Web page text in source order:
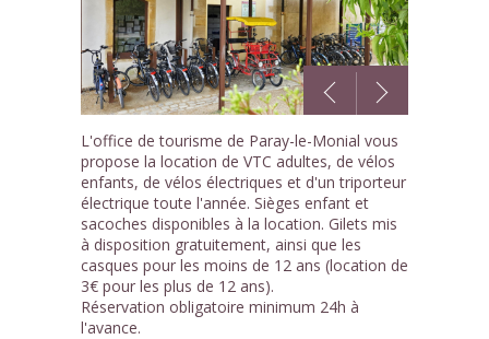
carnet
1 /3
L'office de tourisme de Paray-le-Monial vous
propose la location de VTC adultes, de vélos
enfants, de vélos électriques et d'un triporteur
électrique toute l'année. Sièges enfant et
sacoches disponibles à la location. Gilets mis
à disposition gratuitement, ainsi que les
casques pour les moins de 12 ans (location de
3€ pour les plus de 12 ans).
Réservation obligatoire minimum 24h à
l'avance.